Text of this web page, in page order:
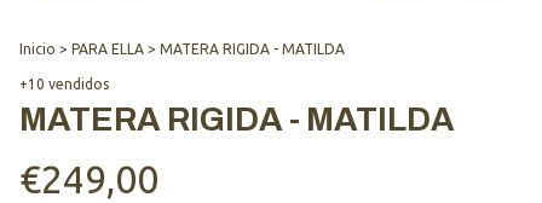
Inicio > PARA ELLA > MATERA RIGIDA - MATILDA
+10 vendidos
MATERA RIGIDA - MATILDA
€249,00